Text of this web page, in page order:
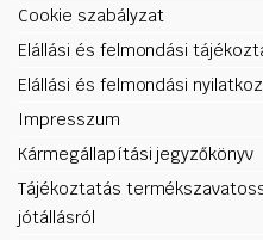
Cookie szabályzat
Elállási és felmondási
Elállási és felmondási
Impresszum
Kármegállapítási jegyzőkönyv
Tájékoztatás
jótállásról